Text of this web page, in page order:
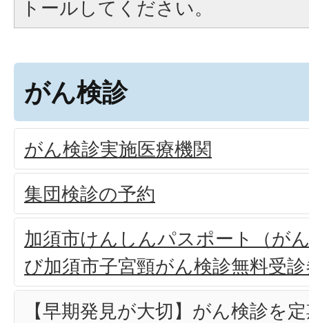
トールしてください。
がん検診
がん検診実施医療機関
集団検診の予約
加須市けんしんパスポート（が
び加須市子宮頸がん検診無料受
【早期発見が大切】がん検診を